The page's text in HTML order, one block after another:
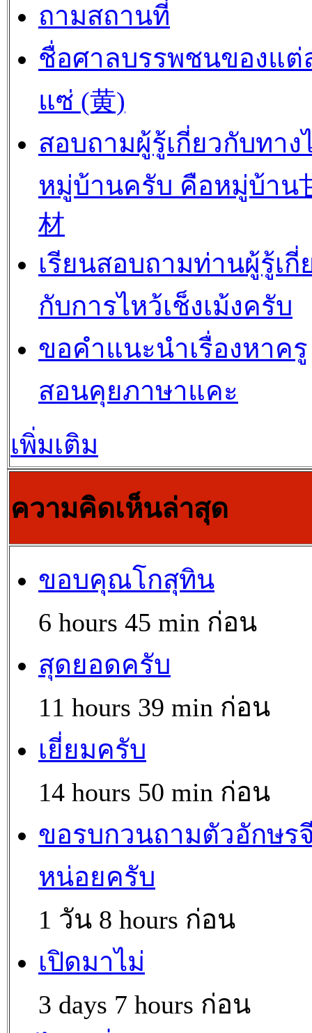
ถามสถานที่
ชื่อศาลบรรพชนของแต่
แซ่ (黄)
สอบถามผู้รู้เกี่ยวกับทาง
หมู่บ้านครับ คือหมู่บ้าน
材
เรียนสอบถามท่านผู้รู้เกี่
กับการไหว้เช็งเม้งครับ
ขอคำแนะนำเรื่องหาครู
สอนคุยภาษาแคะ
เพิ่มเติม
ความคิดเห็นล่าสุด
ขอบคุณโกสุทิน
6 hours 45 min ก่อน
สุดยอดครับ
11 hours 39 min ก่อน
เยี่ยมครับ
14 hours 50 min ก่อน
ขอรบกวนถามตัวอักษร
หน่อยครับ
1 วัน 8 hours ก่อน
เปิดมาไม่
3 days 7 hours ก่อน